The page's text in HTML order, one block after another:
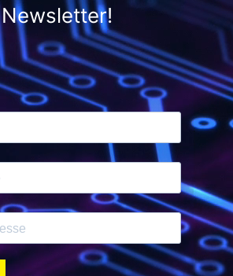
Newsletter!